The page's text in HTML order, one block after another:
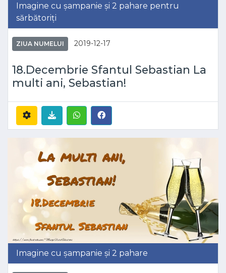
Imagine cu șampanie și 2 pahare pentru
sărbătoriți
ZIUA NUMELUI 2019-12-17
18.Decembrie Sfantul Sebastian La
multi ani, Sebastian!
Imagine cu șampanie și 2 pahare